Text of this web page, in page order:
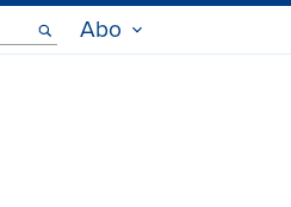
Abo